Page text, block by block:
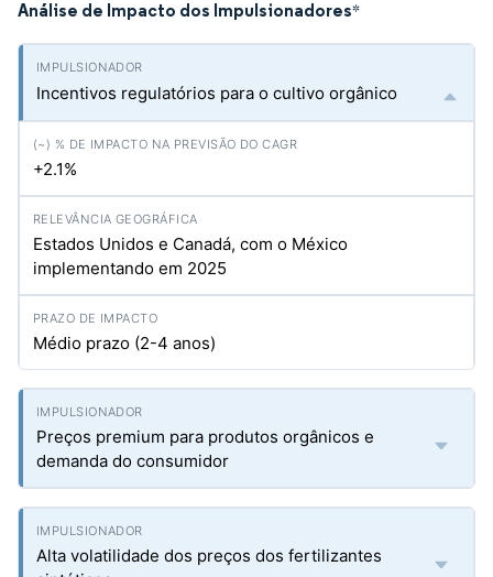
Análise de Impacto dos Impulsionadores*
Incentivos regulatórios para o cultivo orgânico
+2.1%
Estados Unidos e Canadá, com o México
implementando em 2025
Médio prazo (2-4 anos)
Preços premium para produtos orgânicos e
demanda do consumidor
Alta volatilidade dos preços dos fertilizantes